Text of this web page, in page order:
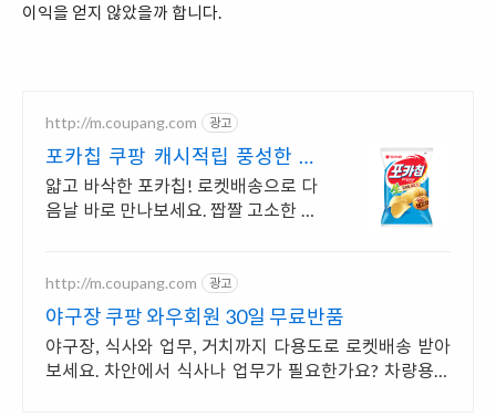
이익을 얻지 않았을까 합니다.
http://m.coupang.com 광고
포카칩 쿠팡 캐시적립 풍성한 혜
택
얇고 바삭한 포카칩! 로켓배송으로 다
음날 바로 만나보세요. 짭짤 고소한 생
http://m.coupang.com 광고
야구장 쿠팡 와우회원 30일 무료반품
야구장, 식사와 업무, 거치까지 다용도로 로켓배송 받아
보세요. 차안에서 식사나 업무가 필요한가요? 차량용테